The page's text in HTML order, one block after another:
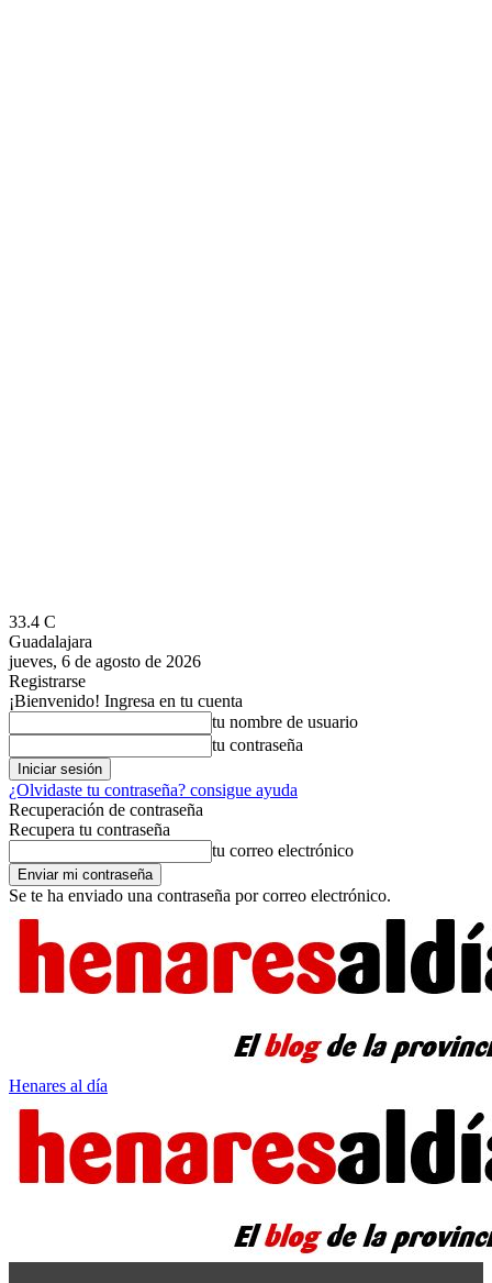
33.4 C
Guadalajara
jueves, 6 de agosto de 2026
Registrarse
¡Bienvenido! Ingresa en tu cuenta
tu nombre de usuario
tu contraseña
¿Olvidaste tu contraseña? consigue ayuda
Recuperación de contraseña
Recupera tu contraseña
tu correo electrónico
Se te ha enviado una contraseña por correo electrónico.
Henares al día